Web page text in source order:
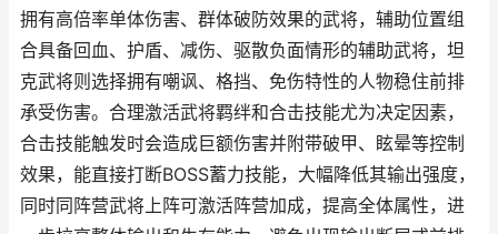
拥有高倍率单体伤害、群体破防效果的武将，辅助位置组
合具备回血、护盾、减伤、驱散负面情形的辅助武将，坦
克武将则选择拥有嘲讽、格挡、免伤特性的人物稳住前排
承受伤害。合理激活武将羁绊和合击技能尤为决定因素，
合击技能触发时会造成巨额伤害并附带破甲、眩晕等控制
效果，能直接打断BOSS蓄力技能，大幅降低其输出强度，
同时同阵营武将上阵可激活阵营加成，提高全体属性，进